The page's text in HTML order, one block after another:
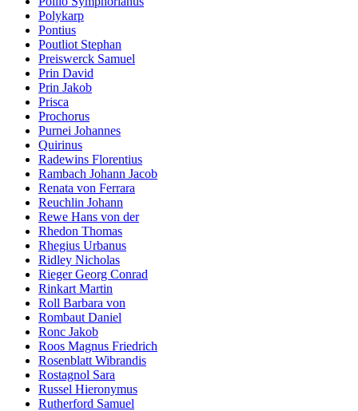
Polykarp
Pontius
Poutliot Stephan
Preiswerck Samuel
Prin David
Prin Jakob
Prisca
Prochorus
Purnei Johannes
Quirinus
Radewins Florentius
Rambach Johann Jacob
Renata von Ferrara
Reuchlin Johann
Rewe Hans von der
Rhedon Thomas
Rhegius Urbanus
Ridley Nicholas
Rieger Georg Conrad
Rinkart Martin
Roll Barbara von
Rombaut Daniel
Ronc Jakob
Roos Magnus Friedrich
Rosenblatt Wibrandis
Rostagnol Sara
Russel Hieronymus
Rutherford Samuel